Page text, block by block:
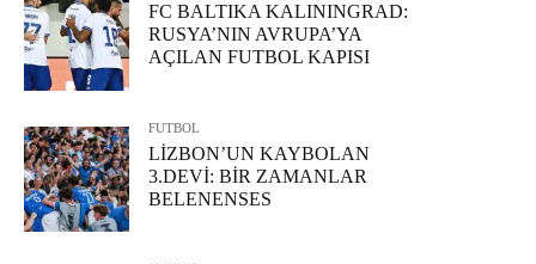
FC BALTIKA KALININGRAD:
RUSYA’NIN AVRUPA’YA
AÇILAN FUTBOL KAPISI
FUTBOL
LİZBON’UN KAYBOLAN
3.DEVİ: BİR ZAMANLAR
BELENENSES